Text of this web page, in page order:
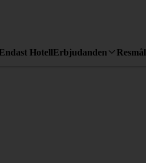
Endast HotellErbjudanden Resmål